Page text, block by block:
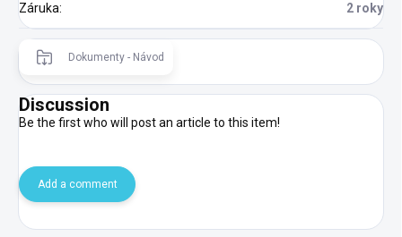
Záruka: 2 roky
Dokumenty - Návod
Discussion
Be the first who will post an article to this item!
Add a comment